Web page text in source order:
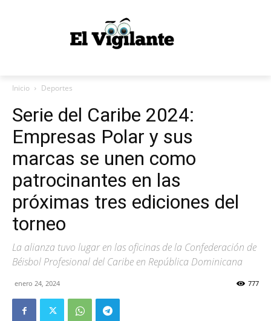
Inicio Deportes
Serie del Caribe 2024:
Empresas Polar y sus
marcas se unen como
patrocinantes en las
próximas tres ediciones del
torneo
La alianza tuvo lugar en las oficinas de la Confederación de
Béisbol Profesional del Caribe en República Dominicana
enero 24, 2024 777